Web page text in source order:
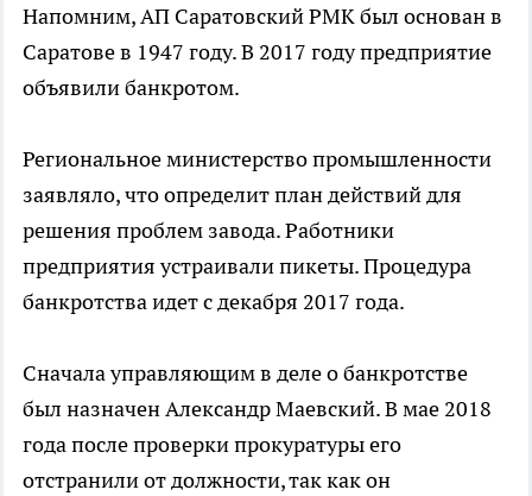
Напомним, АП Саратовский РМК был основан в
Саратове в 1947 году. В 2017 году предприятие
объявили банкротом.
Региональное министерство промышленности
заявляло, что определит план действий для
решения проблем завода. Работники
предприятия устраивали пикеты. Процедура
банкротства идет с декабря 2017 года.
Сначала управляющим в деле о банкротстве
был назначен Александр Маевский. В мае 2018
года после проверки прокуратуры его
отстранили от должности, так как он